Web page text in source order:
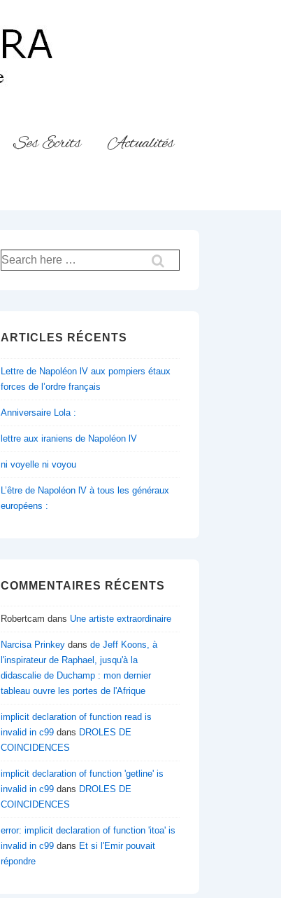
Ses Ecrits
Actualités
Recherche
pour:
ARTICLES RÉCENTS
Lettre de Napoléon lV aux pompiers étaux
forces de l’ordre français
Anniversaire Lola :
lettre aux iraniens de Napoléon lV
ni voyelle ni voyou
L’être de Napoléon lV à tous les généraux
européens :
COMMENTAIRES RÉCENTS
Robertcam dans Une artiste extraordinaire
Narcisa Prinkey dans de Jeff Koons, à
l'inspirateur de Raphael, jusqu'à la
didascalie de Duchamp : mon dernier
tableau ouvre les portes de l'Afrique
implicit declaration of function read is
invalid in c99 dans DROLES DE
COINCIDENCES
implicit declaration of function 'getline' is
invalid in c99 dans DROLES DE
COINCIDENCES
error: implicit declaration of function 'itoa' is
invalid in c99 dans Et si l'Emir pouvait
répondre